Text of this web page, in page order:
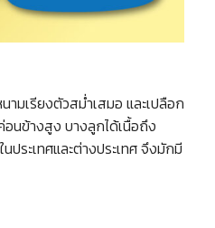
เรียงตัวสม่ำเสมอ และเปลือก
นข้างสูง บางลูกได้เนื้อถึง
ระเทศและต่างประเทศ จึงมักมี